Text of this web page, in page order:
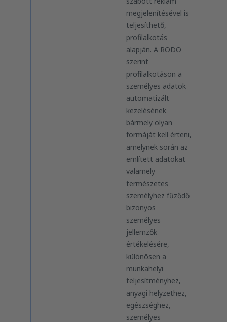
megjelenítésével is
teljesíthető,
profilalkotás
alapján. A RODO
szerint
profilalkotáson a
személyes adatok
automatizált
kezelésének
bármely olyan
formáját kell érteni,
amelynek során az
említett adatokat
valamely
természetes
személyhez fűződő
bizonyos
személyes
jellemzők
értékelésére,
különösen a
munkahelyi
teljesítményhez,
anyagi helyzethez,
egészséghez,
személyes